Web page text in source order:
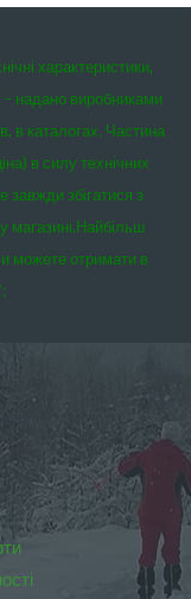
характеристики,
– надано виробниками
в каталогах. Частина
в силу технічних
збігатися з
магазині.Найбільш
можете отримати в